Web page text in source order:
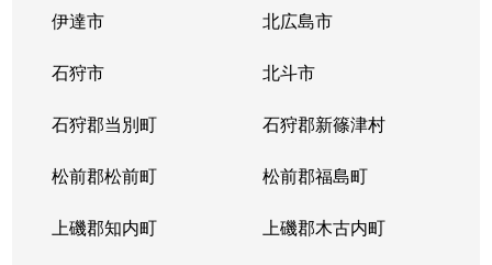
伊達市 北広島市
石狩市 北斗市
石狩郡当別町 石狩郡新篠津村
松前郡松前町 松前郡福島町
上磯郡知内町 上磯郡木古内町